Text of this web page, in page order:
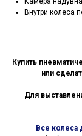
Внутри колеса
Купить
или
Для
Все колеса